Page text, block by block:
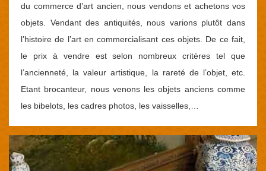
du commerce d’art ancien, nous vendons et achetons vos
objets. Vendant des antiquités, nous varions plutôt dans
l’histoire de l’art en commercialisant ces objets. De ce fait,
le prix à vendre est selon nombreux critères tel que
l’ancienneté, la valeur artistique, la rareté de l’objet, etc.
Etant brocanteur, nous venons les objets anciens comme
les bibelots, les cadres photos, les vaisselles,…